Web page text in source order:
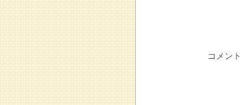
コメント